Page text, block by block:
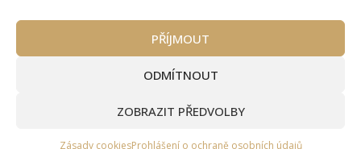
PŘÍJMOUT
ODMÍTNOUT
ZOBRAZIT PŘEDVOLBY
Zásady cookiesProhlášení o ochraně osobních údajů
O Wealth Magazínu Můj účet
Kontakty
Máte zájem o spolupráci?
Pravidla používání webu wmag.cz
Ke stažení (partneři a autoři)
© 2020 - 2026 Wealth Magazín - Wealth Magazín s.r.o.